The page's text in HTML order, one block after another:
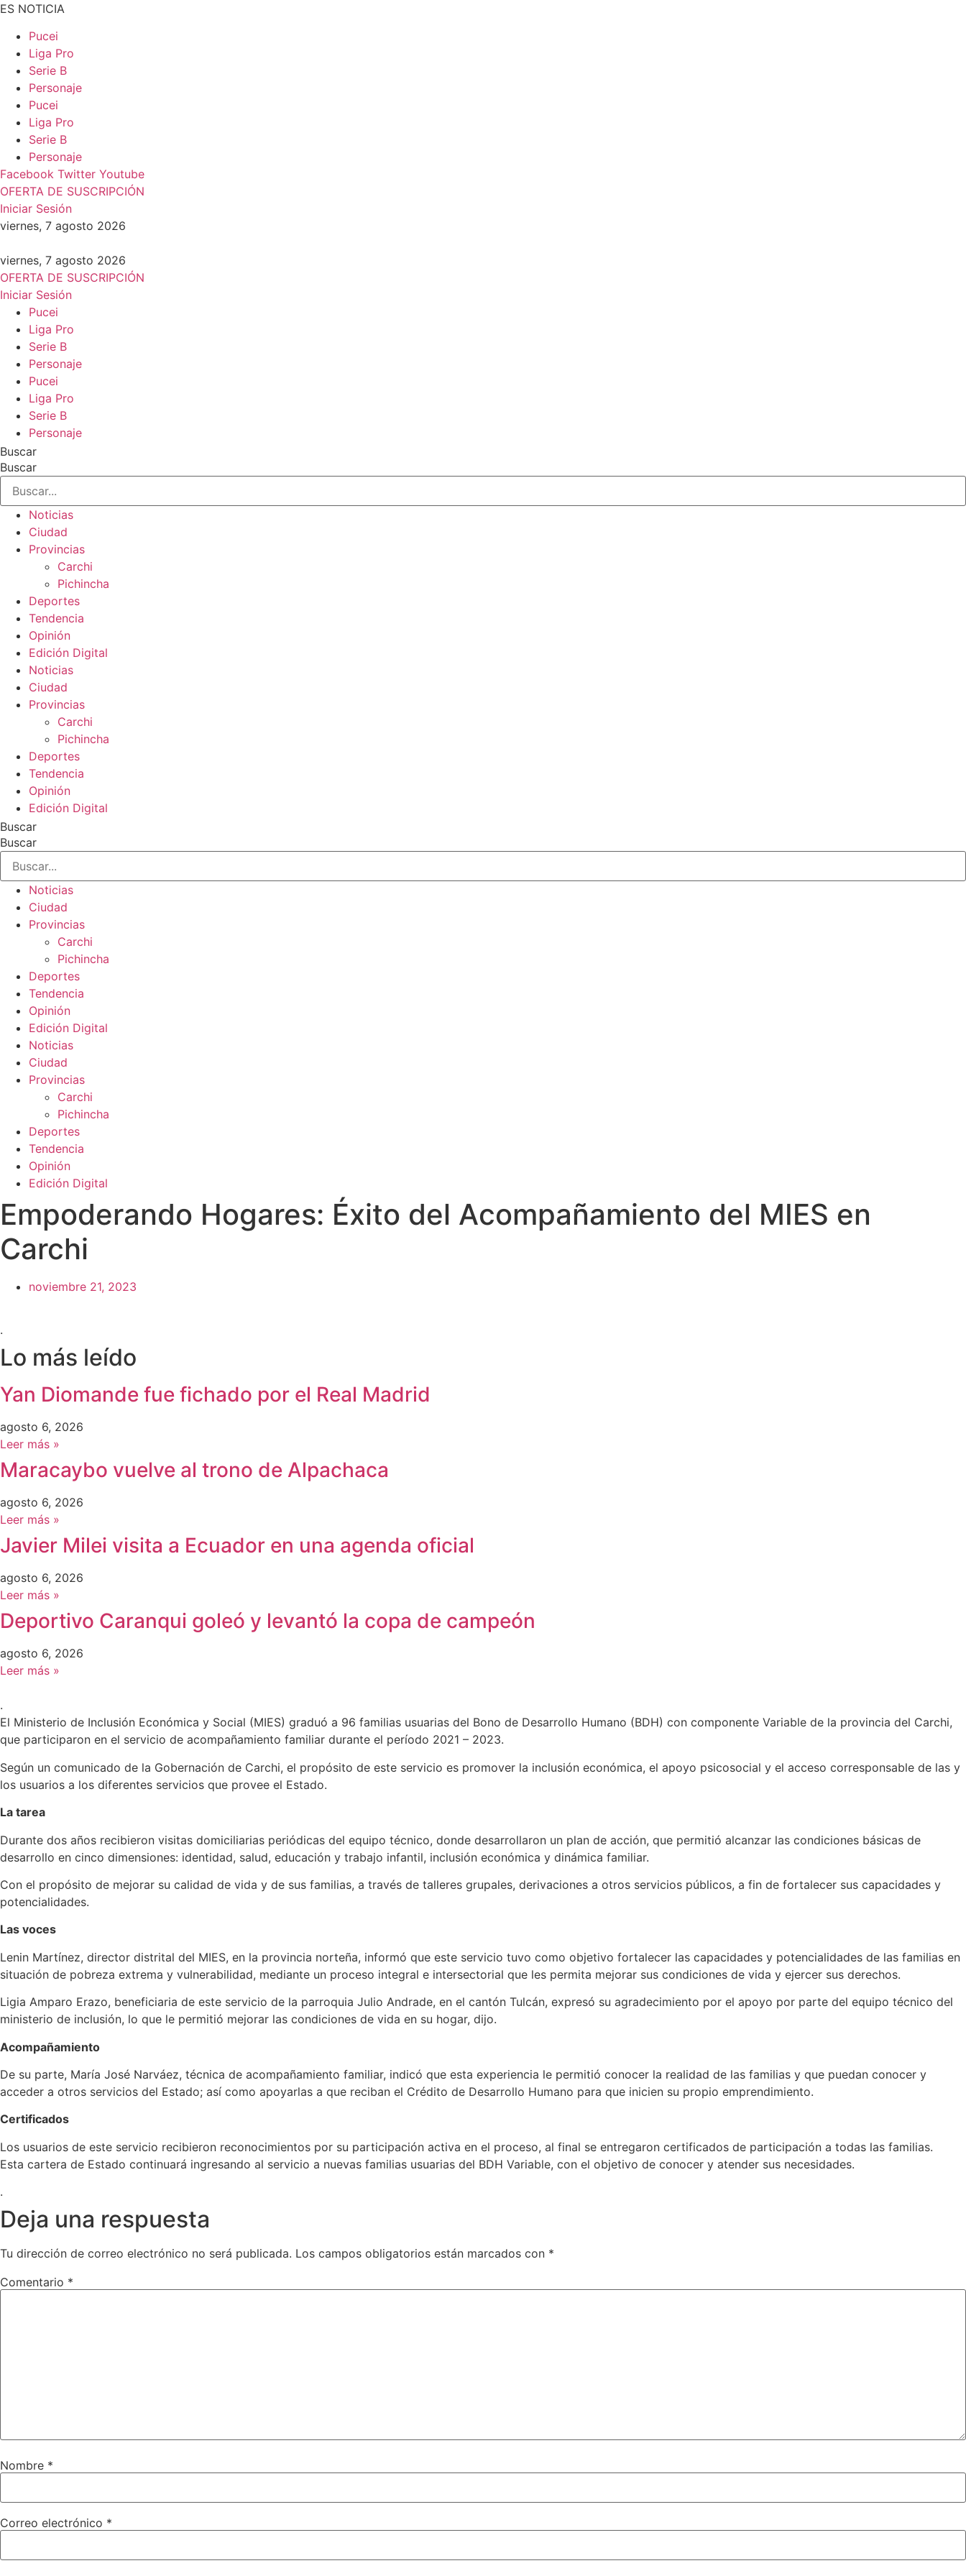
Ir
contenido
ES NOTICIA
Pucei
Liga Pro
Serie B
Personaje
Pucei
Liga Pro
Serie B
Personaje
Facebook Twitter Youtube
OFERTA DE SUSCRIPCIÓN
Iniciar Sesión
viernes, 7 agosto 2026
viernes, 7 agosto 2026
OFERTA DE SUSCRIPCIÓN
Iniciar Sesión
Pucei
Liga Pro
Serie B
Personaje
Pucei
Liga Pro
Serie B
Personaje
Buscar
Buscar
Noticias
Ciudad
Provincias
Carchi
Pichincha
Deportes
Tendencia
Opinión
Edición Digital
Noticias
Ciudad
Provincias
Carchi
Pichincha
Deportes
Tendencia
Opinión
Edición Digital
Buscar
Buscar
Noticias
Ciudad
Provincias
Carchi
Pichincha
Deportes
Tendencia
Opinión
Edición Digital
Noticias
Ciudad
Provincias
Carchi
Pichincha
Deportes
Tendencia
Opinión
Edición Digital
Empoderando Hogares: Éxito del Acompañamiento del MIES en
Carchi
noviembre 21, 2023
.
Lo más leído
Yan Diomande fue fichado por el Real Madrid
agosto 6, 2026
Leer más »
Maracaybo vuelve al trono de Alpachaca
agosto 6, 2026
Leer más »
Javier Milei visita a Ecuador en una agenda oficial
agosto 6, 2026
Leer más »
Deportivo Caranqui goleó y levantó la copa de campeón
agosto 6, 2026
Leer más »
.
El Ministerio de Inclusión Económica y Social (MIES) graduó a 96 familias usuarias del Bono de Desarrollo Humano (BDH) con componente Variable de la provincia del Carchi,
que participaron en el servicio de acompañamiento familiar durante el período 2021 – 2023.
Según un comunicado de la Gobernación de Carchi, el propósito de este servicio es promover la inclusión económica, el apoyo psicosocial y el acceso corresponsable de las y
los usuarios a los diferentes servicios que provee el Estado.
La tarea
Durante dos años recibieron visitas domiciliarias periódicas del equipo técnico, donde desarrollaron un plan de acción, que permitió alcanzar las condiciones básicas de
desarrollo en cinco dimensiones: identidad, salud, educación y trabajo infantil, inclusión económica y dinámica familiar.
Con el propósito de mejorar su calidad de vida y de sus familias, a través de talleres grupales, derivaciones a otros servicios públicos, a fin de fortalecer sus capacidades y
potencialidades.
Las voces
Lenin Martínez, director distrital del MIES, en la provincia norteña, informó que este servicio tuvo como objetivo fortalecer las capacidades y potencialidades de las familias en
situación de pobreza extrema y vulnerabilidad, mediante un proceso integral e intersectorial que les permita mejorar sus condiciones de vida y ejercer sus derechos.
Ligia Amparo Erazo, beneficiaria de este servicio de la parroquia Julio Andrade, en el cantón Tulcán, expresó su agradecimiento por el apoyo por parte del equipo técnico del
ministerio de inclusión, lo que le permitió mejorar las condiciones de vida en su hogar, dijo.
Acompañamiento
De su parte, María José Narváez, técnica de acompañamiento familiar, indicó que esta experiencia le permitió conocer la realidad de las familias y que puedan conocer y
acceder a otros servicios del Estado; así como apoyarlas a que reciban el Crédito de Desarrollo Humano para que inicien su propio emprendimiento.
Certificados
Los usuarios de este servicio recibieron reconocimientos por su participación activa en el proceso, al final se entregaron certificados de participación a todas las familias.
Esta cartera de Estado continuará ingresando al servicio a nuevas familias usuarias del BDH Variable, con el objetivo de conocer y atender sus necesidades.
.
Deja una respuesta
Tu dirección de correo electrónico no será publicada. Los campos obligatorios están marcados con *
Comentario *
Nombre *
Correo electrónico *